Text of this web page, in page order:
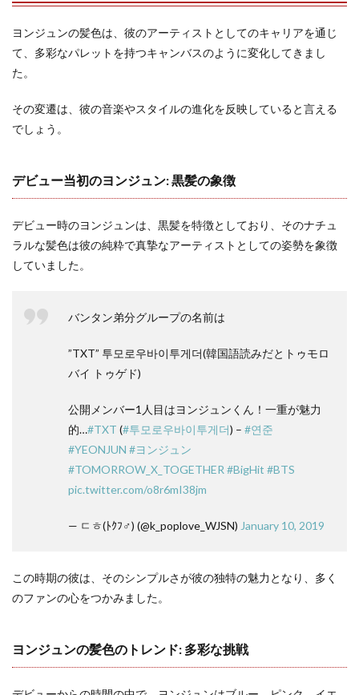
ヨンジュンの髪色は、彼のアーティストとしてのキャリアを通じ
て、多彩なパレットを持つキャンバスのように変化してきまし
た。
その変遷は、彼の音楽やスタイルの進化を反映していると言える
でしょう。
デビュー当初のヨンジュン: 黒髪の象徴
デビュー時のヨンジュンは、黒髪を特徴としており、そのナチュ
ラルな髪色は彼の純粋で真摯なアーティストとしての姿勢を象徴
していました。
バンタン弟分グループの名前は
”TXT” 투모로우바이투게더(韓国語読みだとトゥモロ
バイ トゥゲド)
公開メンバー1人目はヨンジュンくん！一重が魅力
的…#TXT (#투모로우바이투게더) – #연준
#YEONJUN #ヨンジュン
#TOMORROW_X_TOGETHER #BigHit #BTS
pic.twitter.com/o8r6mI38jm
— ㄷㅎ(ﾄｸﾌ‍♂️) (@k_poplove_WJSN) January 10, 2019
この時期の彼は、そのシンプルさが彼の独特の魅力となり、多く
のファンの心をつかみました。
ヨンジュンの髪色のトレンド: 多彩な挑戦